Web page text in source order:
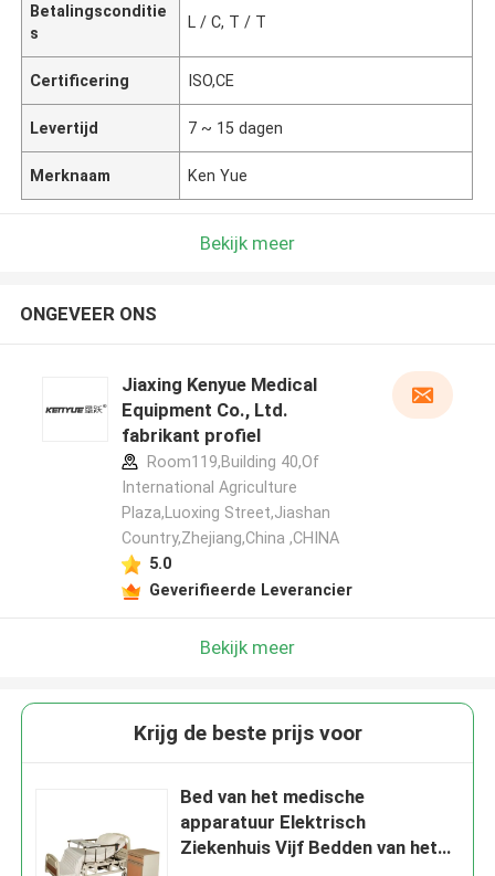
Betalingsconditie
s
L / C, T / T
Certificering ISO,CE
Levertijd 7 ~ 15 dagen
Merknaam Ken Yue
Bekijk meer
ONGEVEER ONS
Jiaxing Kenyue Medical
Equipment Co., Ltd.
fabrikant profiel
Room119,Building 40,Of
International Agriculture
Plaza,Luoxing Street,Jiashan
Country,Zhejiang,China ,CHINA
5.0
Geverifieerde Leverancier
Bekijk meer
Krijg de beste prijs voor
Bed van het medische
apparatuur Elektrisch
Ziekenhuis Vijf Bedden van het